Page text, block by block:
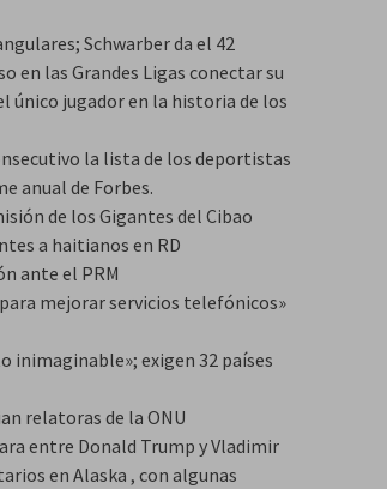
Schwarber da el 42
en las Grandes Ligas conectar su
único jugador en la historia de los
la lista de los deportistas
anual de Forbes.
de los Gigantes del Cibao
a haitianos en RD
ante el PRM
mejorar servicios telefónicos»
inimaginable»; exigen 32 países
relatoras de la ONU
entre Donald Trump y Vladimir
en Alaska , con algunas